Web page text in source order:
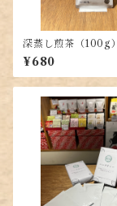
深蒸し煎茶（100g）
¥680